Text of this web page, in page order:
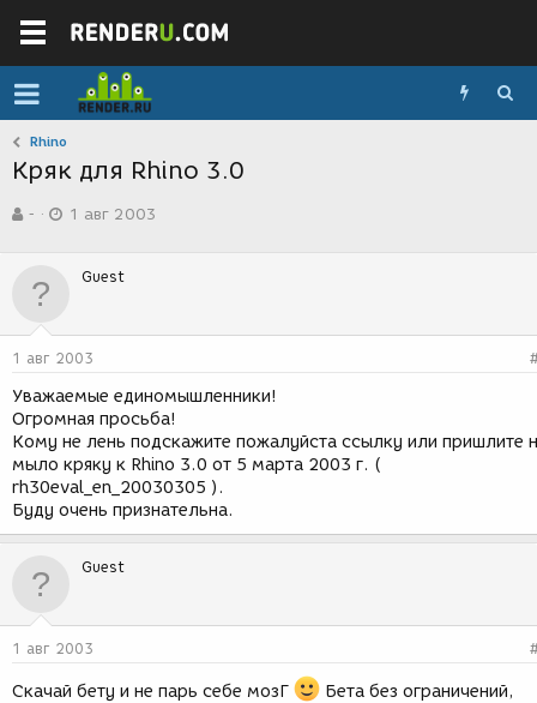
Rhino
Кряк для Rhino 3.0
в
р
-
а
д
н
и
я
1 авг 2003
Guest
1 авг 2003
Уважаемые единомышленники!
Огромная просьба!
Кому не лень подскажите пожалуйста ссылку или пришлите
мыло кряку к Rhino 3.0 от 5 марта 2003 г. (
rh30eval_en_20030305 ).
Буду очень признательна.
Guest
1 авг 2003
Скачай бету и не парь себе мозГ
Бета без ограничений,